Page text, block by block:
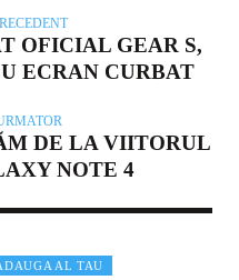
OFICIAL GEAR S,
ECRAN CURBAT
DE LA VIITORUL
NOTE 4
AL TAU